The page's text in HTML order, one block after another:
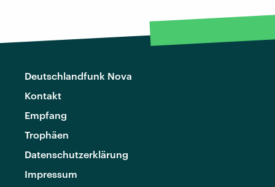
Deutschlandfunk Nova
Kontakt
Empfang
Trophäen
Datenschutzerklärung
Impressum